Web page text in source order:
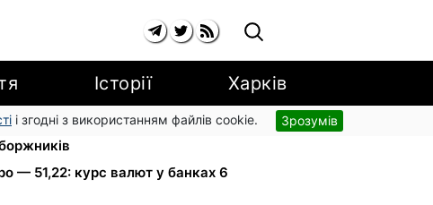
Історії Харків
і згодні з використанням файлів cookie. Зрозумів
українці за комуналку: 830 тисяч
— 51,22: курс валют у банках 6